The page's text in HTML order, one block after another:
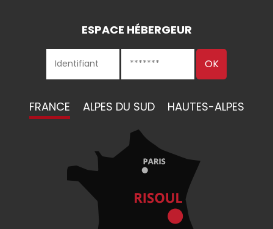
ESPACE HÉBERGEUR
FRANCE ALPES DU SUD HAUTES-ALPES